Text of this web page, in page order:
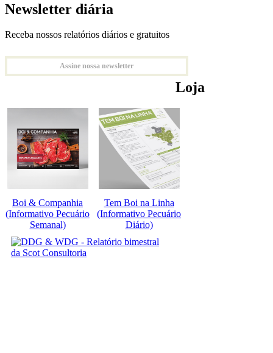
Newsletter diária
Receba nossos relatórios diários e gratuitos
Assine nossa newsletter
Loja
Boi & Companhia
(Informativo Pecuário
Semanal)
Tem Boi na Linha
(Informativo Pecuário
Diário)